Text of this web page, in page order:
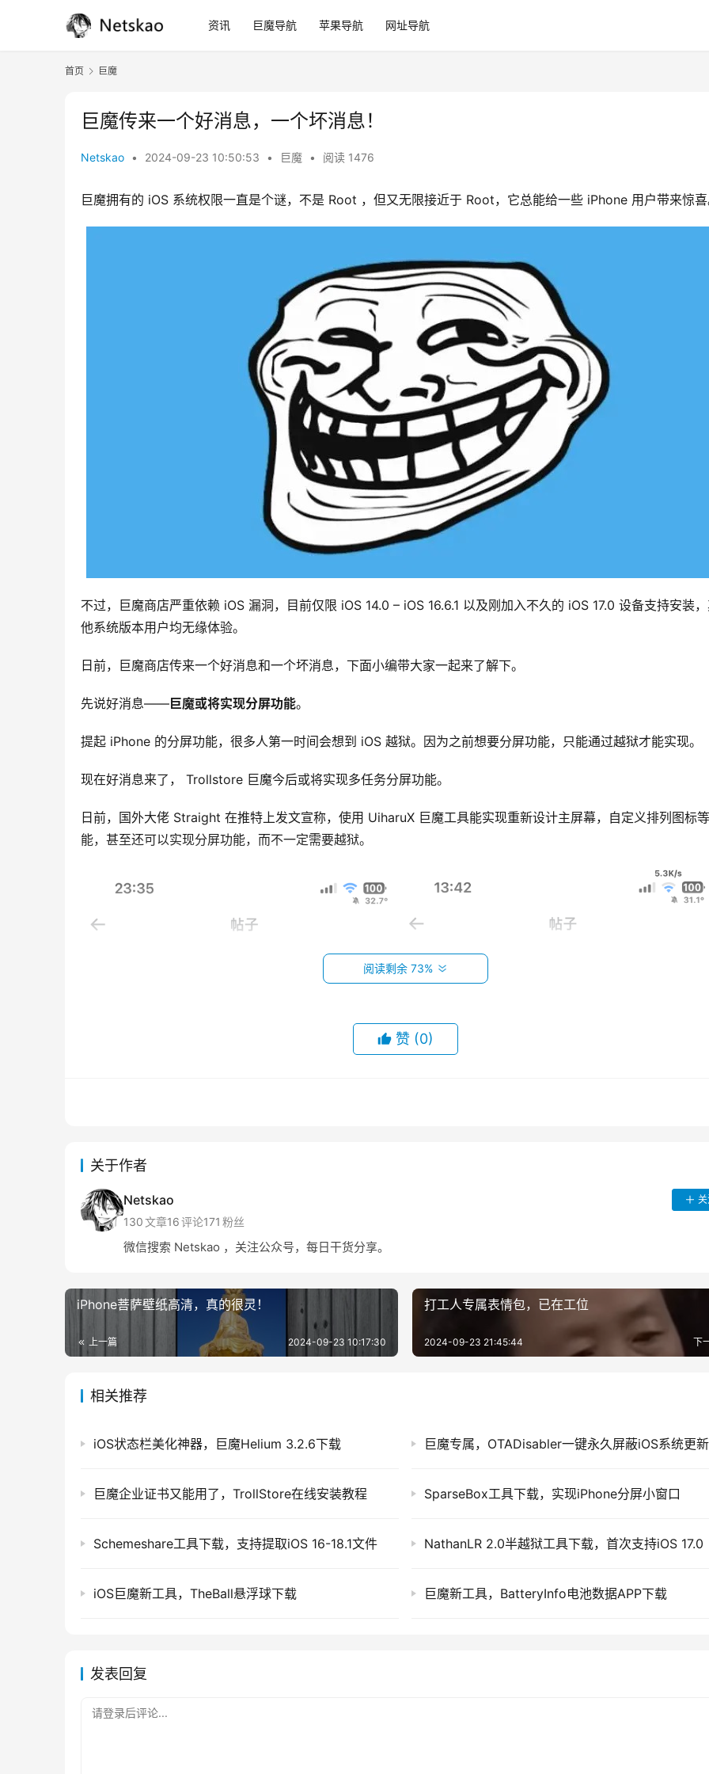
资讯 巨魔导航 苹果导航 网址导航
首页 巨魔
巨魔传来一个好消息，一个坏消息！
Netskao • 2024-09-23 10:50:53 • 巨魔 • 阅读 1476
巨魔拥有的 iOS 系统权限一直是个谜，不是 Root ，但又无限接近于 Root，它总能给一些 iPhone 用户带来惊
不过，巨魔商店严重依赖 iOS 漏洞，目前仅限 iOS 14.0 – iOS 16.6.1 以及刚加入不久的 iOS 17.0 设备支持安装
他系统版本用户均无缘体验。
日前，巨魔商店传来一个好消息和一个坏消息，下面小编带大家一起来了解下。
先说好消息—— 巨魔或将实现分屏功能。
提起 iPhone 的分屏功能，很多人第一时间会想到 iOS 越狱。因为之前想要分屏功能，只能通过越狱才能实现。
现在好消息来了， Trollstore 巨魔今后或将实现多任务分屏功能。
日前，国外大佬 Straight 在推特上发文宣称，使用 UiharuX 巨魔工具能实现重新设计主屏幕，自定义排列图标
能，甚至还可以实现分屏功能，而不一定需要越狱。
据悉，该功能是利用一种可以替代 SpringBoard 的方法，并命名为 MisakaBoard 修改。
阅读剩余 73%
赞 (0)
关于作者
Netskao
130文章16评论171 粉丝
微信搜索 Netskao ，关注公众号，每日干货分享。
iPhone菩萨壁纸高清，真的很灵！
上一篇 2024-09-23 10:17:30
打工人专属表情包，已在工位
下
2024-09-23 21:45:44
相关推荐
iOS状态栏美化神器，巨魔Helium 3.2.6下载
巨魔企业证书又能用了，TrollStore在线安装教程 SparseBox工具下载，实现iPhone分屏小窗口
Schemeshare工具下载，支持提取iOS 16-18.1文件 NathanLR 2.0半越狱工具下载，首次支持iOS 17.0
iOS巨魔新工具，TheBall悬浮球下载 巨魔新工具，BatteryInfo电池数据APP下载
发表回复
请登录后评论...